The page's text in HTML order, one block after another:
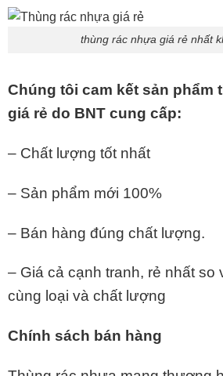
thùng rác nhựa giá rẻ nhất
Chúng tôi cam kết sản phẩm
giá rẻ do BNT cung cấp:
– Chất lượng tốt nhất
– Sản phẩm mới 100%
– Bán hàng đúng chất lượng.
– Giá cả cạnh tranh, rẻ nhất so
cùng loại và chất lượng
Chính sách bán hàng